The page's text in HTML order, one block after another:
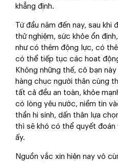
khẳng định.
Từ đầu năm đến nay, sau
thử nghiệm, sức khỏe ổn
như có thêm động lực, có
có thể tiếp tục các hoat
Không những thế, cô bạn
hàng chục người thân cùng
tất cả đều an toàn, khỏe
có lòng yêu nước, niềm tin
thần hi sinh, dấn thân lựa
thì sẽ khó có thể quyết đoán
ấy.
Nguồn vắc xin hiện nay vô